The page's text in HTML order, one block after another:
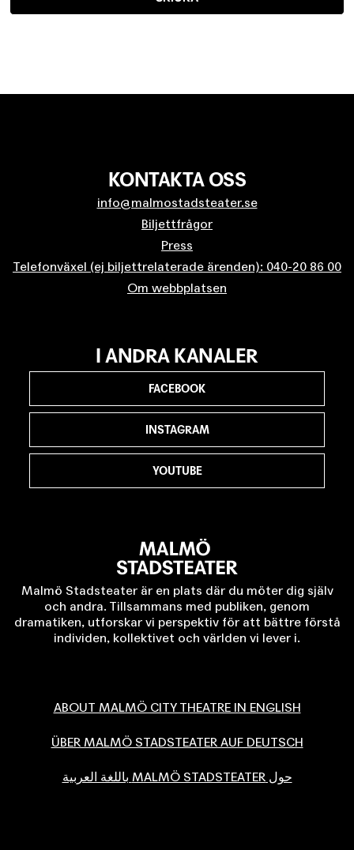
KONTAKTA OSS
info@malmostadsteater.se
Biljettfrågor
Press
Telefonväxel (ej biljettrelaterade ärenden): 040-20 86 00
Om webbplatsen
Malmö Stadsteater är en plats där du möter dig själv
och andra. Tillsammans med publiken, genom
dramatiken, utforskar vi perspektiv för att bättre förstå
individen, kollektivet och världen vi lever i.
ABOUT MALMÖ CITY THEATRE IN ENGLISH
ÜBER MALMÖ STADSTEATER AUF DEUTSCH
حول MALMÖ STADSTEATER باللغة العربية
I ANDRA KANALER
FACEBOOK
INSTAGRAM
YOUTUBE